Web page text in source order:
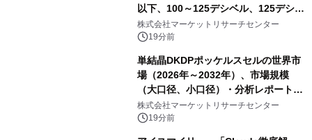
以下、100～125デシベル、125デシベ
ル以上）・分析レポートを発表
株式会社マーケットリサーチセンター
19分前
単結晶DKDPポッケルスセルの世界市
場（2026年～2032年）、市場規模
（大口径、小口径）・分析レポートを
発表
株式会社マーケットリサーチセンター
19分前